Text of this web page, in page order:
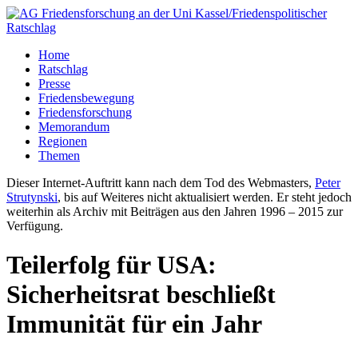
Home
Ratschlag
Presse
Friedensbewegung
Friedensforschung
Memorandum
Regionen
Themen
Dieser Internet-Auftritt kann nach dem Tod des Webmasters, Peter
Strutynski, bis auf Weiteres nicht aktualisiert werden. Er steht jedoch
weiterhin als Archiv mit Beiträgen aus den Jahren 1996 – 2015 zur
Verfügung.
Teilerfolg für USA:
Sicherheitsrat beschließt
Immunität für ein Jahr